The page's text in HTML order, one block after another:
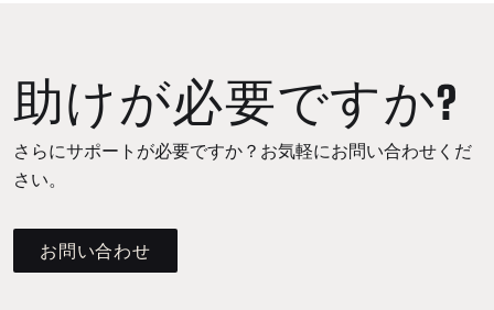
助けが必要ですか?
さらにサポートが必要ですか？お気軽にお問い合わせくだ
さい。
お問い合わせ